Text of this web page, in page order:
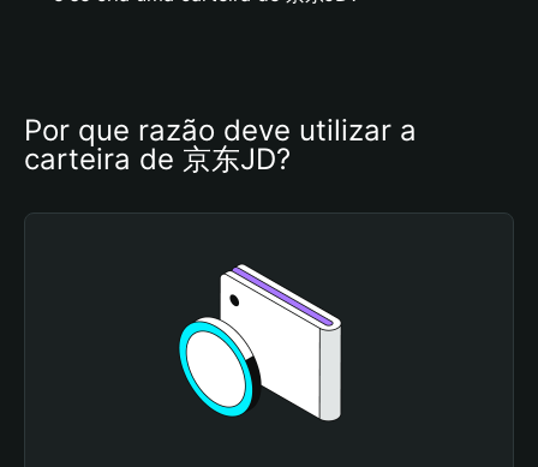
Por que razão deve utilizar a
carteira de 京东JD?